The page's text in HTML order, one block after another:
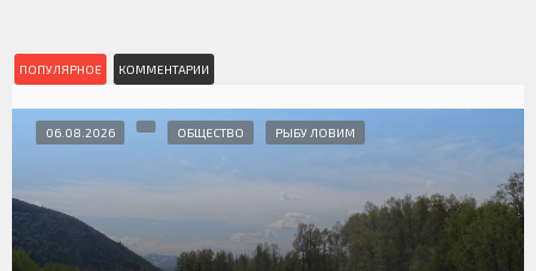
ПОПУЛЯРНОЕ КОММЕНТАРИИ
06.08.2026 ОБЩЕСТВО РЫБУ ЛОВИМ